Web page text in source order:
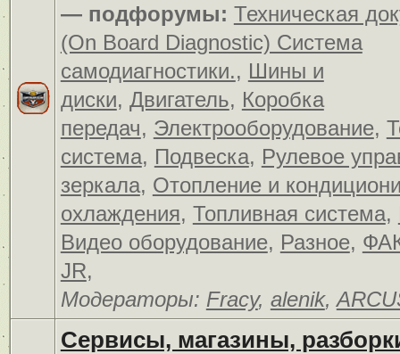
— подфорумы: Техническая
(On Board Diagnostic) Система
самодиагностики., Шины и
диски, Двигатель, Коробка
передач, Электрооборудование,
система, Подвеска, Рулевое
зеркала, Отопление и
охлаждения, Топливная система,
Видео оборудование, Разное,
JR,
Модераторы: Fracy, alenik,
Сервисы, магазины,